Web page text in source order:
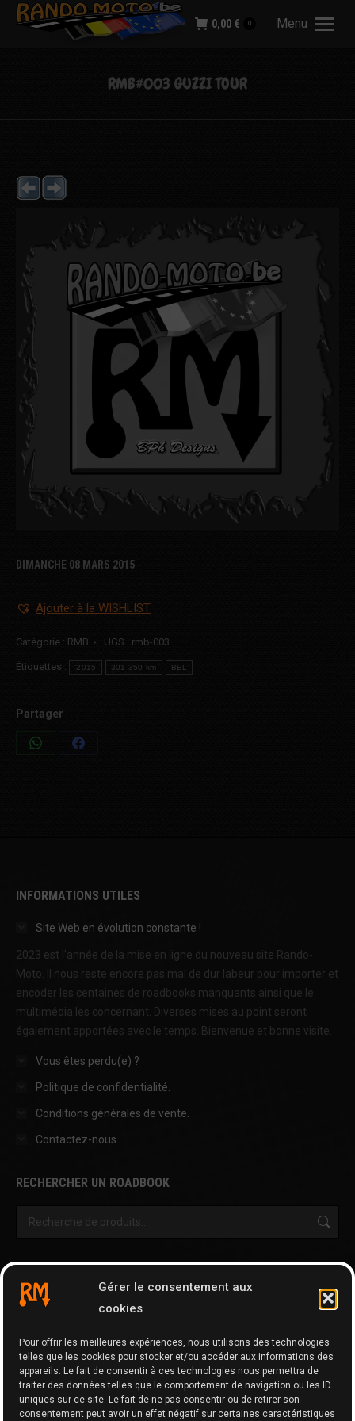
Gérer le consentement aux
cookies
Pour offrir les meilleures expériences, nous utilisons des technologies
telles que les cookies pour stocker et/ou accéder aux informations des
appareils. Le fait de consentir à ces technologies nous permettra de
traiter des données telles que le comportement de navigation ou les ID
uniques sur ce site. Le fait de ne pas consentir ou de retirer son
consentement peut avoir un effet négatif sur certaines caractéristiques
Menu
0,00 € 0
RMB#003 GUZZI TOUR
DIMANCHE 08 MARS 2015
Ajouter à la WISHLIST
Catégorie : RMB UGS : rmb-003
Étiquettes : '2015 301-350 km BEL
Partager
Share
Share
INFORMATIONS UTILES
Site Web en évolution constante !
2023 est l'année de la mise en ligne du nouveau site Rando-
Moto. Il nous reste encore pas mal de dur labeur pour importer et
encoder les centaines de roadbooks manquants ainsi que le
multimédia les concernant. Diverses mises au point seront
également apportées avec le temps. Bienvenue et bonne visite.
Vous êtes perdu(e) ?
Politique de confidentialité.
Conditions générales de vente.
Contactez-nous.
RECHERCHER UN ROADBOOK
Cartographie
GPX Editor
GPX Optimizer
Google Maps to GPX